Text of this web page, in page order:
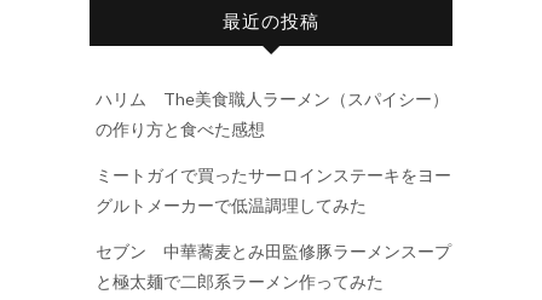
最近の投稿
ハリム The美食職人ラーメン（スパイシー）
の作り方と食べた感想
ミートガイで買ったサーロインステーキをヨー
グルトメーカーで低温調理してみた
セブン 中華蕎麦とみ田監修豚ラーメンスープ
と極太麺で二郎系ラーメン作ってみた